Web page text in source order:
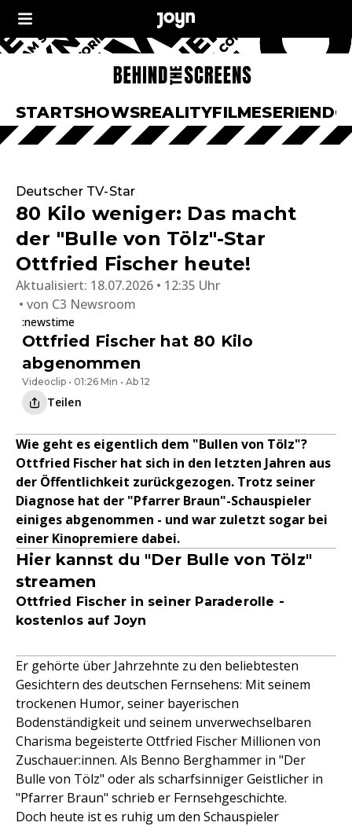
STARTSHOWSREALITYFILMESERIEN
Deutscher TV-Star
80 Kilo weniger: Das macht
der "Bulle von Tölz"-Star
Ottfried Fischer heute!
Aktualisiert: 18.07.2026 • 12:35 Uhr
von C3 Newsroom
:newstime
Ottfried Fischer hat 80 Kilo
abgenommen
Videoclip • 01:26 Min • Ab 12
Teilen
Wie geht es eigentlich dem "Bullen von Tölz"?
Ottfried Fischer hat sich in den letzten Jahren aus
der Öffentlichkeit zurückgezogen. Trotz seiner
Diagnose hat der "Pfarrer Braun"-Schauspieler
einiges abgenommen - und war zuletzt sogar bei
einer Kinopremiere dabei.
Hier kannst du "Der Bulle von Tölz"
streamen
Ottfried Fischer in seiner Paraderolle -
kostenlos auf Joyn
Er gehörte über Jahrzehnte zu den beliebtesten
Gesichtern des deutschen Fernsehens: Mit seinem
trockenen Humor, seiner bayerischen
Bodenständigkeit und seinem unverwechselbaren
Charisma begeisterte Ottfried Fischer Millionen von
Zuschauer:innen. Als Benno Berghammer in "Der
Bulle von Tölz" oder als scharfsinniger Geistlicher in
"Pfarrer Braun" schrieb er Fernsehgeschichte.
Doch heute ist es ruhig um den Schauspieler